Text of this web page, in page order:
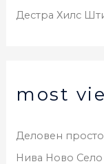
Дестра Хилс
most
Деловен
Нива Ново